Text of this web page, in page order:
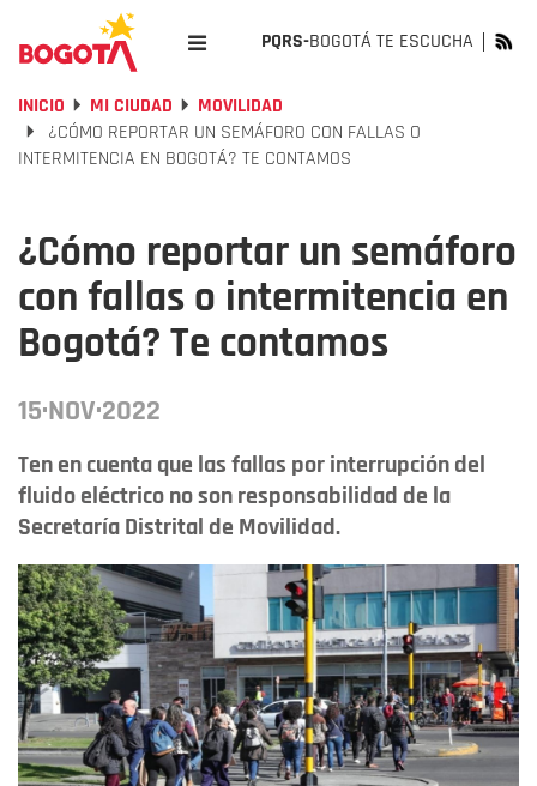
PQRS-BOGOTÁ TE ESCUCHA
INICIO MI CIUDAD
MOVILIDAD
¿CÓMO REPORTAR UN SEMÁFORO CON FALLAS O
INTERMITENCIA EN BOGOTÁ? TE CONTAMOS
¿Cómo reportar un semáforo
con fallas o intermitencia en
Bogotá? Te contamos
15·NOV·2022
Ten en cuenta que las fallas por interrupción del
fluido eléctrico no son responsabilidad de la
Secretaría Distrital de Movilidad.